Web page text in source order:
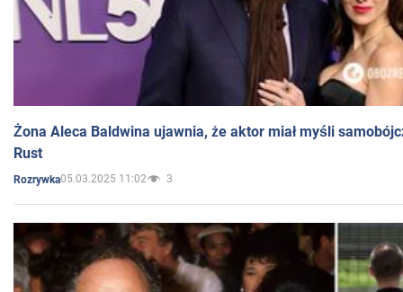
Żona Aleca Baldwina ujawnia, że aktor miał myśli
Rust
Rozrywka05.03.2025 11:02 3